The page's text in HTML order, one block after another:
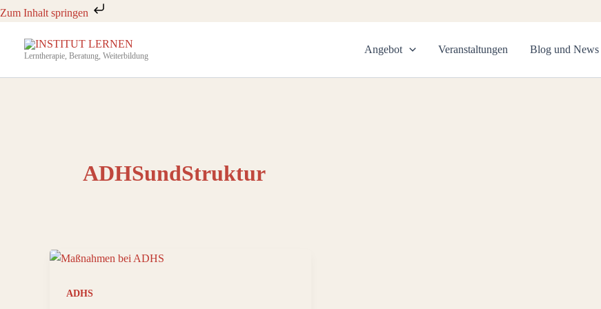
Zum Inhalt springen
Zum
springen
Lerntherapie, Beratung, Weiterbildung
Angebot Veranstaltungen Blog und News
ADHSundStruktur
ADHS